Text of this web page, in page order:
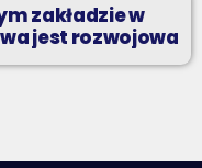
zakładzie w
jest rozwojowa